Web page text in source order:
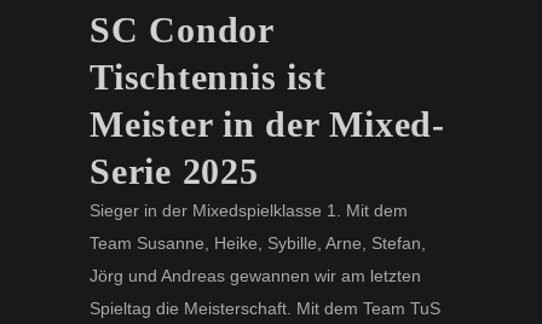
SC Condor
Tischtennis ist
Meister in der Mixed-
Serie 2025
Sieger in der Mixedspielklasse 1. Mit dem
Team Susanne, Heike, Sybille, Arne, Stefan,
Jörg und Andreas gewannen wir am letzten
Spieltag die Meisterschaft. Mit dem Team TuS